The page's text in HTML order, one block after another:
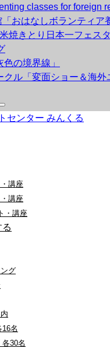
classes for foreign
おはなしボランティア
焼きとり日本一フェスタ
の境界線」
ル「変面ショー＆海外
講座
講座
・講座
グ
名
30名